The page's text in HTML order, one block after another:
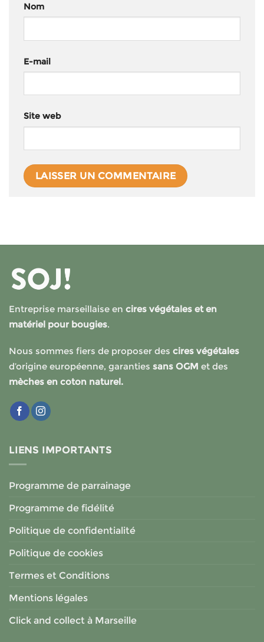
Nom
E-mail
Site web
Entreprise marseillaise en cires végétales et en
matériel pour bougies.
Nous sommes fiers de proposer des cires végétales
d’origine européenne, garanties sans OGM et des
mèches en coton naturel.
LIENS IMPORTANTS
Programme de parrainage
Programme de fidélité
Politique de confidentialité
Politique de cookies
Termes et Conditions
Mentions légales
Click and collect à Marseille